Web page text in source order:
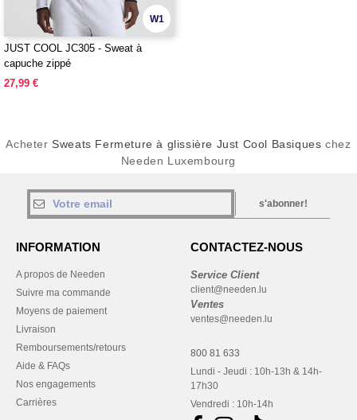
W1
JUST COOL JC305 - Sweat à
capuche zippé
27,99 €
Acheter Sweats Fermeture à glissière Just Cool Basiques chez
Needen Luxembourg
s'abonner!
INFORMATION
A propos de Needen
Suivre ma commande
Moyens de paiement
Livraison
Remboursements/retours
Aide & FAQs
Nos engagements
Carrières
CONTACTEZ-NOUS
Service Client
client@needen.lu
Ventes
ventes@needen.lu
800 81 633
Lundi - Jeudi : 10h-13h & 14h-
17h30
Vendredi : 10h-14h